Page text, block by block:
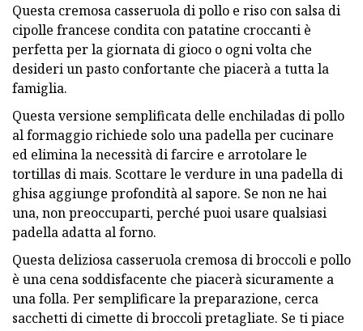
Questa cremosa casseruola di pollo e riso con salsa di
cipolle francese condita con patatine croccanti è
perfetta per la giornata di gioco o ogni volta che
desideri un pasto confortante che piacerà a tutta la
famiglia.
Questa versione semplificata delle enchiladas di pollo
al formaggio richiede solo una padella per cucinare
ed elimina la necessità di farcire e arrotolare le
tortillas di mais. Scottare le verdure in una padella di
ghisa aggiunge profondità al sapore. Se non ne hai
una, non preoccuparti, perché puoi usare qualsiasi
padella adatta al forno.
Questa deliziosa casseruola cremosa di broccoli e pollo
è una cena soddisfacente che piacerà sicuramente a
una folla. Per semplificare la preparazione, cerca
sacchetti di cimette di broccoli pretagliate. Se ti piace